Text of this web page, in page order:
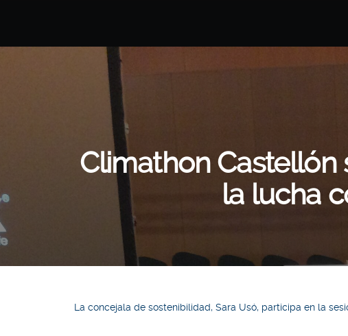
Climathon Castellón
la lucha
La concejala de sostenibilidad, Sara Usó, participa en la